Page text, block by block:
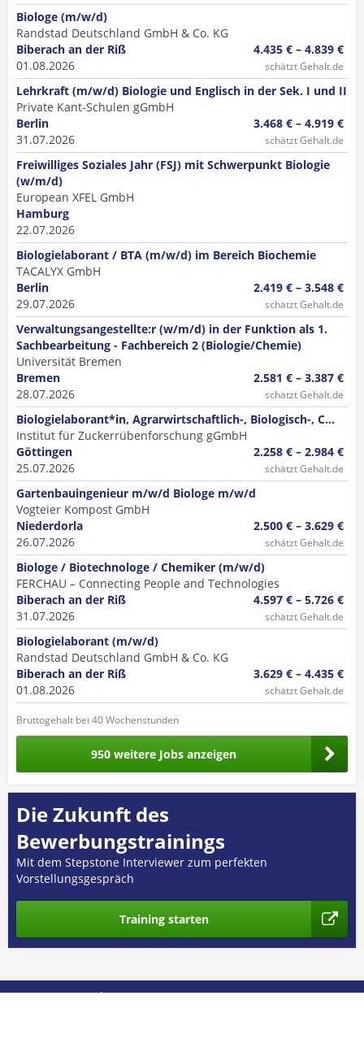
Biologe (m/w/d)
Randstad Deutschland GmbH & Co. KG
Biberach an der Riß
01.08.2026
4.435 € – 4.839 €
schätzt Gehalt.de
Lehrkraft (m/w/d) Biologie und Englisch in der Sek. I und II
Private Kant-Schulen gGmbH
Berlin
31.07.2026
3.468 € – 4.919 €
schätzt Gehalt.de
Freiwilliges Soziales Jahr (FSJ) mit Schwerpunkt Biologie
(w/m/d)
European XFEL GmbH
Hamburg
22.07.2026
Biologielaborant / BTA (m/w/d) im Bereich Biochemie
TACALYX GmbH
Berlin
29.07.2026
2.419 € – 3.548 €
schätzt Gehalt.de
Verwaltungsangestellte:r (w/m/d) in der Funktion als 1.
Sachbearbeitung - Fachbereich 2 (Biologie/Chemie)
Universität Bremen
Bremen
28.07.2026
2.581 € – 3.387 €
schätzt Gehalt.de
Biologielaborant*in, Agrarwirtschaftlich-, Biologisch-, C...
Institut für Zuckerrübenforschung gGmbH
Göttingen
25.07.2026
2.258 € – 2.984 €
schätzt Gehalt.de
Gartenbauingenieur m/w/d Biologe m/w/d
Vogteier Kompost GmbH
Niederdorla
26.07.2026
2.500 € – 3.629 €
schätzt Gehalt.de
Biologe / Biotechnologe / Chemiker (m/w/d)
FERCHAU – Connecting People and Technologies
Biberach an der Riß
31.07.2026
4.597 € – 5.726 €
schätzt Gehalt.de
Biologielaborant (m/w/d)
Randstad Deutschland GmbH & Co. KG
Biberach an der Riß
01.08.2026
3.629 € – 4.435 €
schätzt Gehalt.de
Bruttogehalt bei 40 Wochenstunden
950 weitere Jobs anzeigen
Die Zukunft des
Bewerbungstrainings
Mit dem Stepstone Interviewer zum perfekten
Vorstellungsgespräch
Training starten
© 2026 GEHALT.de